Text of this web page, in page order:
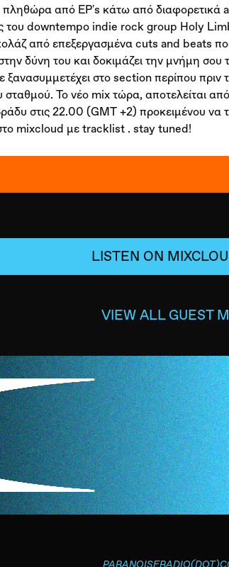
από EP's κάτω από διαφορετικά
του downtempo indie rock group Holy
από επεξεργασμένα cuts and beats
δύνη του και δοκιμάζει την μνήμη
στο section περίπου πριν
Το νέο mix τώρα, αποτελείται
στις 22.00 (GMT +2) προκειμένου
mixcloud με tracklist . stay tuned!
LISTEN ON
VIEW ALL GUEST